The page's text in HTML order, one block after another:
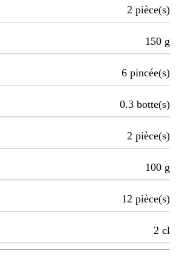
2 pièce(s)
150 g
6 pincée(s)
0.3 botte(s)
2 pièce(s)
100 g
12 pièce(s)
2 cl